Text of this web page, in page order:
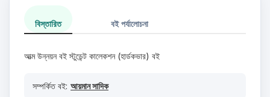
বিস্তারিত বই পর্যালোচনা
আত্ম উন্নয়ন বই স্টুডেন্ট কালেকশন (হার্ডকভার) বই
সম্পর্কিত বই: আয়মান সাদিক